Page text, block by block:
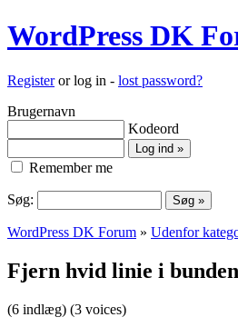
WordPress DK
Registeror log in - lost password?
Brugernavn
Kodeord
Remember me
Søg:
WordPress DK Forum » Udenfor
Fjern hvid linie i bunden
(6 indlæg) (3 voices)